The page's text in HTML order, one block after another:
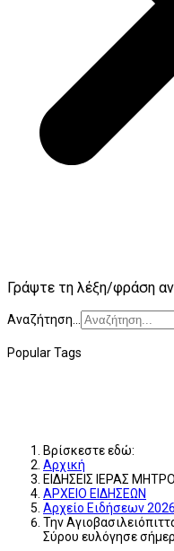
Γράψτε τη λέξη/φράση
Αναζήτηση...
Popular Tags
Βρίσκεστε εδώ:
Αρχική
ΕΙΔΗΣΕΙΣ ΙΕΡΑΣ
ΑΡΧΕΙΟ ΕΙΔΗΣΕΩΝ
Αρχείο Ειδήσεων 2026
Την
Σύρου ευλόγησε